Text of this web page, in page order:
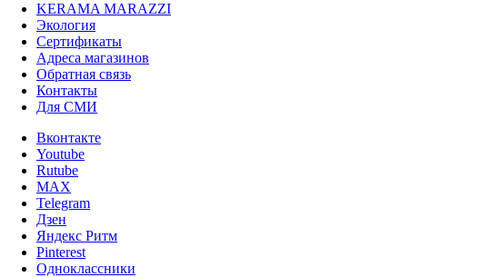
KERAMA MARAZZI
Экология
Сертификаты
Адреса магазинов
Обратная связь
Контакты
Для СМИ
Вконтакте
Youtube
Rutube
MAX
Telegram
Дзен
Яндекс Ритм
Pinterest
Одноклассники